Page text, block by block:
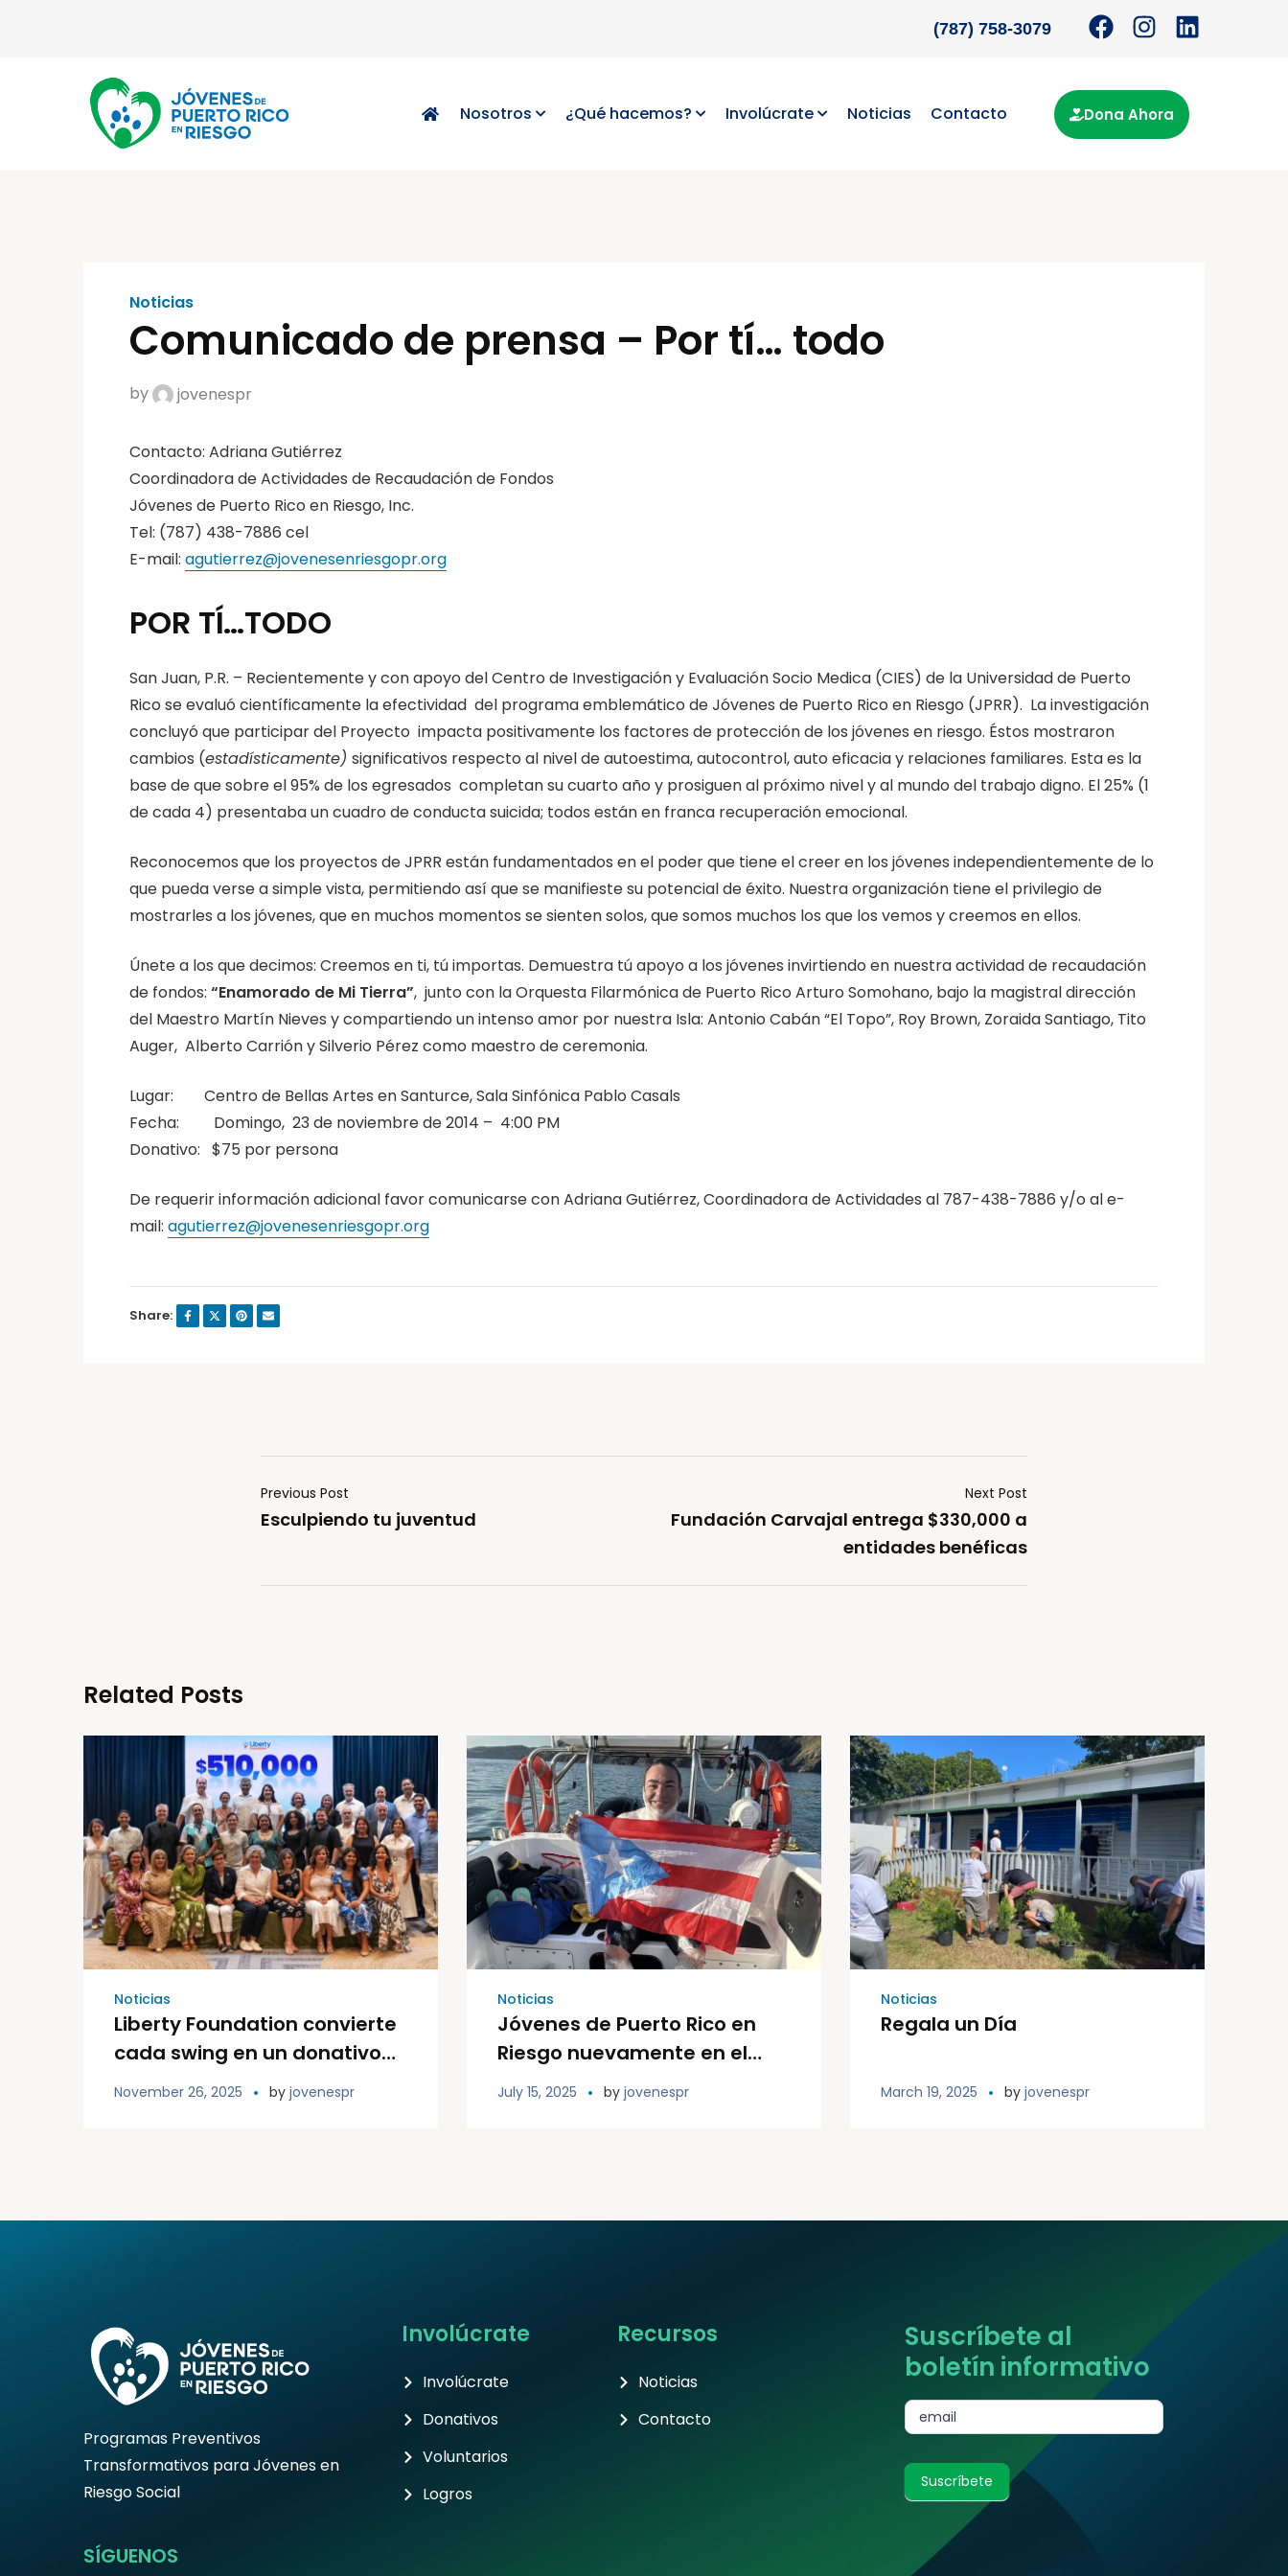
(787) 758-3079
Nosotros ¿Qué hacemos? Involúcrate Noticias Contacto Dona Ahora
Noticias
Comunicado de prensa – Por tí… todo
by jovenespr
Contacto: Adriana Gutiérrez
Coordinadora de Actividades de Recaudación de Fondos
Jóvenes de Puerto Rico en Riesgo, Inc.
Tel: (787) 438-7886 cel
E-mail: agutierrez@jovenesenriesgopr.org
POR TÍ…TODO
San Juan, P.R. – Recientemente y con apoyo del Centro de Investigación y Evaluación Socio Medica (CIES) de la Universidad de Puerto
Rico se evaluó científicamente la efectividad del programa emblemático de Jóvenes de Puerto Rico en Riesgo (JPRR). La investigación
concluyó que participar del Proyecto impacta positivamente los factores de protección de los jóvenes en riesgo. Éstos mostraron
cambios (estadísticamente) significativos respecto al nivel de autoestima, autocontrol, auto eficacia y relaciones familiares. Esta es la
base de que sobre el 95% de los egresados completan su cuarto año y prosiguen al próximo nivel y al mundo del trabajo digno. El 25% (1
de cada 4) presentaba un cuadro de conducta suicida; todos están en franca recuperación emocional.
Reconocemos que los proyectos de JPRR están fundamentados en el poder que tiene el creer en los jóvenes independientemente de lo
que pueda verse a simple vista, permitiendo así que se manifieste su potencial de éxito. Nuestra organización tiene el privilegio de
mostrarles a los jóvenes, que en muchos momentos se sienten solos, que somos muchos los que los vemos y creemos en ellos.
Únete a los que decimos: Creemos en ti, tú importas. Demuestra tú apoyo a los jóvenes invirtiendo en nuestra actividad de recaudación
de fondos: “Enamorado de Mi Tierra”, junto con la Orquesta Filarmónica de Puerto Rico Arturo Somohano, bajo la magistral dirección
del Maestro Martín Nieves y compartiendo un intenso amor por nuestra Isla: Antonio Cabán “El Topo”, Roy Brown, Zoraida Santiago, Tito
Auger, Alberto Carrión y Silverio Pérez como maestro de ceremonia.
Lugar: Centro de Bellas Artes en Santurce, Sala Sinfónica Pablo Casals
Fecha: Domingo, 23 de noviembre de 2014 – 4:00 PM
Donativo: $75 por persona
De requerir información adicional favor comunicarse con Adriana Gutiérrez, Coordinadora de Actividades al 787-438-7886 y/o al e-
mail: agutierrez@jovenesenriesgopr.org
Share:
Previous Post
Esculpiendo tu juventud
Next Post
Fundación Carvajal entrega $330,000 a
entidades benéficas
Related Posts
Noticias
Liberty Foundation convierte
cada swing en un donativo
de $510 000 a 36
November 26, 2025 by jovenespr
Noticias
Jóvenes de Puerto Rico en
Riesgo nuevamente en el
corazón de nuestro Ultra
July 15, 2025 by jovenespr
Noticias
Regala un Día
March 19, 2025 by jovenespr
Programas Preventivos
Transformativos para Jóvenes en
Riesgo Social
SÍGUENOS
Involúcrate
Involúcrate
Donativos
Voluntarios
Logros
Recursos
Noticias
Contacto
Suscríbete al
boletín informativo
subscribe
email
Suscríbete